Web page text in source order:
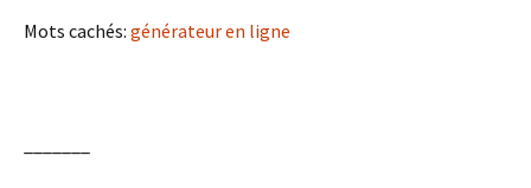
Mots cachés: générateur en ligne